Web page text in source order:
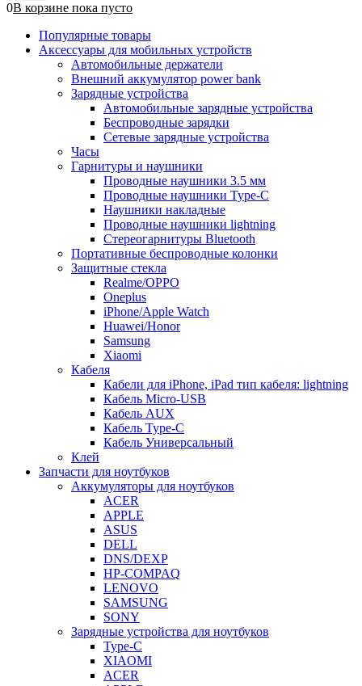
0В корзине пока пусто
Популярные товары
Аксессуары для мобильных устройств
Автомобильные держатели
Внешний аккумулятор power bank
Зарядные устройства
Автомобильные зарядные устройства
Беспроводные зарядки
Сетевые зарядные устройства
Часы
Гарнитуры и наушники
Проводные наушники 3.5 мм
Проводные наушники Type-C
Наушники накладные
Проводные наушники lightning
Стереогарнитуры Bluetooth
Портативные беспроводные колонки
Защитные стекла
Realme/OPPO
Oneplus
iPhone/Apple Watch
Huawei/Honor
Samsung
Xiaomi
Кабеля
Кабели для iPhone, iPad тип кабеля: lightning
Кабель Micro-USB
Кабель AUX
Кабель Type-C
Кабель Универсальный
Клей
Запчасти для ноутбуков
Аккумуляторы для ноутбуков
ACER
APPLE
ASUS
DELL
DNS/DEXP
HP-COMPAQ
LENOVO
SAMSUNG
SONY
Зарядные устройства для ноутбуков
Type-C
XIAOMI
ACER